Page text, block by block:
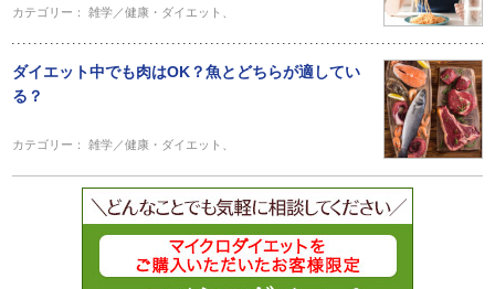
カテゴリー：雑学／健康・ダイエット
ダイエット中でも肉はOK？魚とどちらが適してい
る？
カテゴリー：雑学／健康・ダイエット